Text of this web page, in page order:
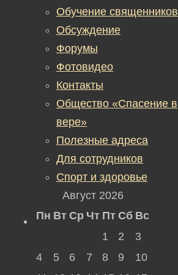
Обучение священников
Обсуждение
Форумы
Фотовидео
Контакты
Общество «Спасение в
вере»
Полезные адреса
Для сотрудников
Спорт и здоровье
Август 2026
Пн Вт Ср Чт Пт Сб Вс
1
2
3
4
5 6 7 8 9
10